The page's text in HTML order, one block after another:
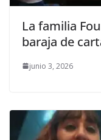
La familia
baraja de
junio 3, 2026